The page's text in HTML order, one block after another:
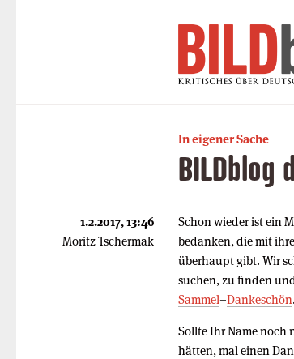
In eigener Sache
BILDblog
Schon wieder ist ein
bedanken, die mit
überhaupt gibt. Wir
suchen, zu finden
Sammel–Dankeschön.
Sollte Ihr Name noch
hätten, mal einen
1.2.2017, 13:46
Moritz Tschermak